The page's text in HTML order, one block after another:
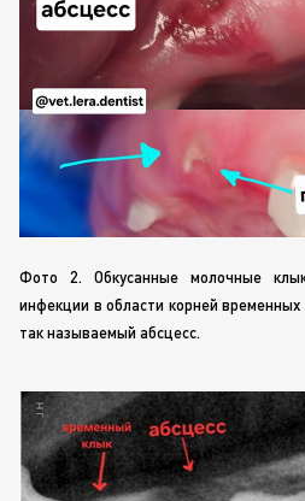
Фото 2. Обкусанные молочные
инфекции в области корней
так называемый абсцесс.